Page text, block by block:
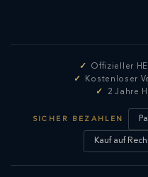
Offizieller
Kostenloser
2 Jahre
SICHER BEZAHLEN
Kauf auf